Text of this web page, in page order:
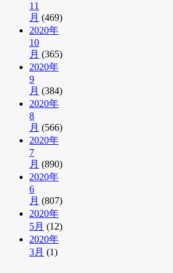
11
月 (469)
2020年
10
月 (365)
2020年
9
月 (384)
2020年
8
月 (566)
2020年
7
月 (890)
2020年
6
月 (807)
2020年
5月 (12)
2020年
3月 (1)